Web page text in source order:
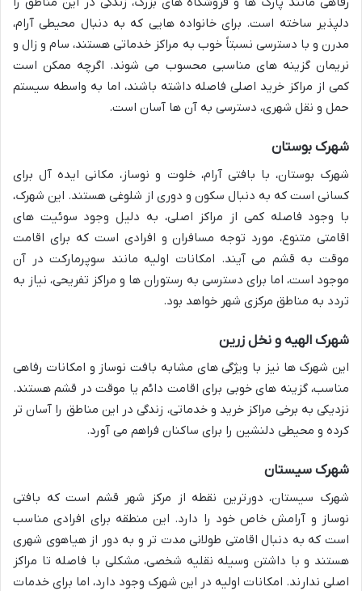
دلپذیر ساخته است. برای خانواده هایی که به دنبال محیطی آرام،
مدرن و با دسترسی نسبتاً خوب به مراکز خدماتی هستند، سام و زال و
نریمان گزینه های مناسبی محسوب می شوند. اگرچه ممکن است
کمی از مراکز خرید اصلی فاصله داشته باشند، اما به واسطه سیستم
حمل و نقل شهری، دسترسی به آن ها آسان است.
شهرک بوستان
شهرک بوستان، با بافتی آرام، خلوت و نوساز، مکانی ایده آل برای
کسانی است که به دنبال سکون و دوری از شلوغی هستند. این شهرک،
با وجود فاصله کمی از مراکز اصلی، به دلیل وجود سوئیت های
اقامتی متنوع، مورد توجه مسافران و افرادی است که برای اقامت
موقت به قشم می آیند. امکانات اولیه مانند سوپرمارکت در آن
موجود است، اما برای دسترسی به رستوران ها و مراکز تفریحی، نیاز به
تردد به مناطق مرکزی شهر خواهد بود.
شهرک الهیه و نخل زرین
این شهرک ها نیز با ویژگی های مشابه بافت نوساز و امکانات رفاهی
مناسب، گزینه های خوبی برای اقامت دائم یا موقت در قشم هستند.
نزدیکی به برخی مراکز خرید و خدماتی، زندگی در این مناطق را آسان تر
کرده و محیطی دلنشین را برای ساکنان فراهم می آورد.
شهرک سیستان
شهرک سیستان، دورترین نقطه از مرکز شهر قشم است که بافتی
نوساز و آرامش خاص خود را دارد. این منطقه برای افرادی مناسب
است که به دنبال اقامتی طولانی مدت تر و به دور از هیاهوی شهری
هستند و با داشتن وسیله نقلیه شخصی، مشکلی با فاصله تا مراکز
اصلی ندارند. امکانات اولیه در این شهرک وجود دارد، اما برای خدمات